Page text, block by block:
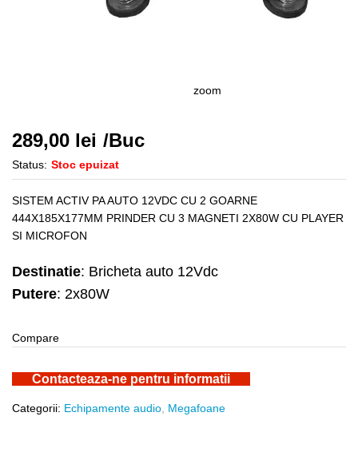
zoom
289,00 lei /Buc
Status: Stoc epuizat
SISTEM ACTIV PA AUTO 12VDC CU 2 GOARNE
444X185X177MM PRINDER CU 3 MAGNETI 2X80W CU PLAYER
SI MICROFON
Destinatie: Bricheta auto 12Vdc
Putere: 2x80W
Compare
Contacteaza-ne pentru informatii
Categorii: Echipamente audio Megafoane